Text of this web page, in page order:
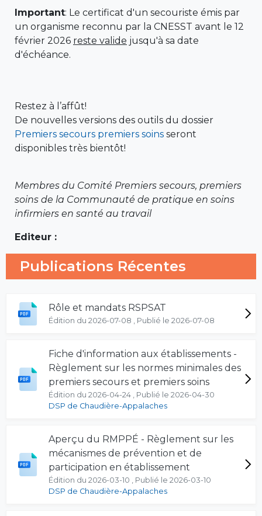
Important: Le certificat d'un secouriste émis par
un organisme reconnu par la CNESST avant le 12
février 2026 reste valide jusqu'à sa date
d'échéance.
Restez à l’affût!
De nouvelles versions des outils du dossier
Premiers secours premiers soins seront
disponibles très bientôt!
Membres du Comité Premiers secours, premiers
soins de la Communauté de pratique en soins
infirmiers en santé au travail
Editeur :
Publications Récentes
Rôle et mandats RSPSAT
Édition du 2026-07-08 , Publié le 2026-07-08
Fiche d'information aux établissements -
Règlement sur les normes minimales des
premiers secours et premiers soins
Édition du 2026-04-24 , Publié le 2026-04-30
DSP de Chaudière-Appalaches
Aperçu du RMPPÉ - Règlement sur les
mécanismes de prévention et de
participation en établissement
Édition du 2026-03-10 , Publié le 2026-03-10
DSP de Chaudière-Appalaches